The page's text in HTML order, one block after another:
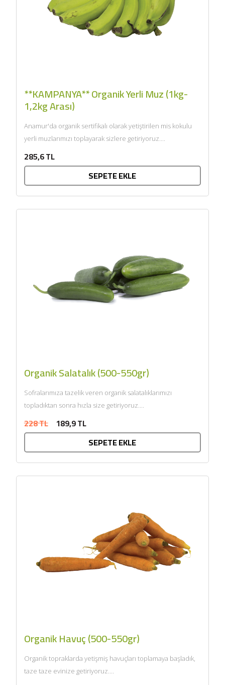
**KAMPANYA** Organik Yerli Muz (1kg-
1,2kg Arası)
Anamur'da organik sertifikalı olarak yetiştirilen mis kokulu
yerli muzlarımızı toplayarak sizlere getiriyoruz....
285,6 TL
SEPETE EKLE
Organik Salatalık (500-550gr)
Sofralarımıza tazelik veren organik salatalıklarımızı
topladıktan sonra hızla size getiriyoruz....
228 TL 189,9 TL
SEPETE EKLE
Organik Havuç (500-550gr)
Organik topraklarda yetişmiş havuçları toplamaya başladık,
taze taze evinize getiriyoruz....